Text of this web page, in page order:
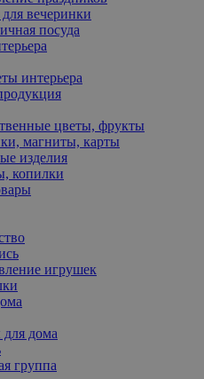
вечеринки
посуда
интерьера
цветы, фрукты
магниты, карты
изделия
копилки
игрушек
дома
группа